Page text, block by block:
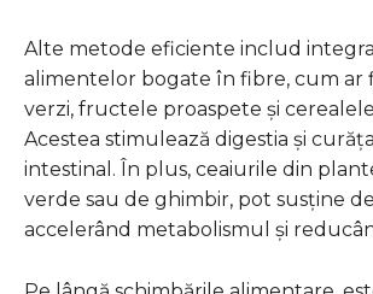
Alte metode eficiente includ
alimentelor bogate în fibre, cum ar
verzi, fructele proaspete și
Acestea stimulează digestia și
intestinal. În plus, ceaiurile din
verde sau de ghimbir, pot susține
accelerând metabolismul și